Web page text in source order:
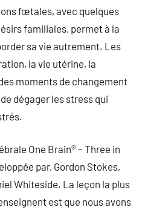
fœtales, avec quelques
familiales, permet à la
sa vie autrement. Les
la vie utérine, la
moments de changement
dégager les stress qui
One Brain® – Three in
par, Gordon Stokes,
Whiteside. La leçon la plus
est que nous avons